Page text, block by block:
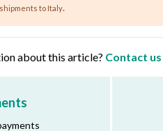
to Italy.
about this article? Contact